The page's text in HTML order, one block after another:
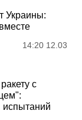
Украины:
14:20 12.03
с